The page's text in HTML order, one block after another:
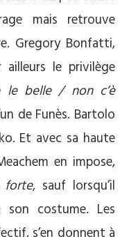
mais retrouve
Gregory Bonfatti,
le privilège
le belle / non c’è
de Funès. Bartolo
Et avec sa haute
en impose,
forte, sauf lorsqu’il
son costume. Les